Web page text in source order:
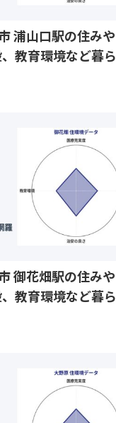
浦山口駅の住みや
教育環境など暮ら
御花畑駅の住みや
教育環境など暮ら